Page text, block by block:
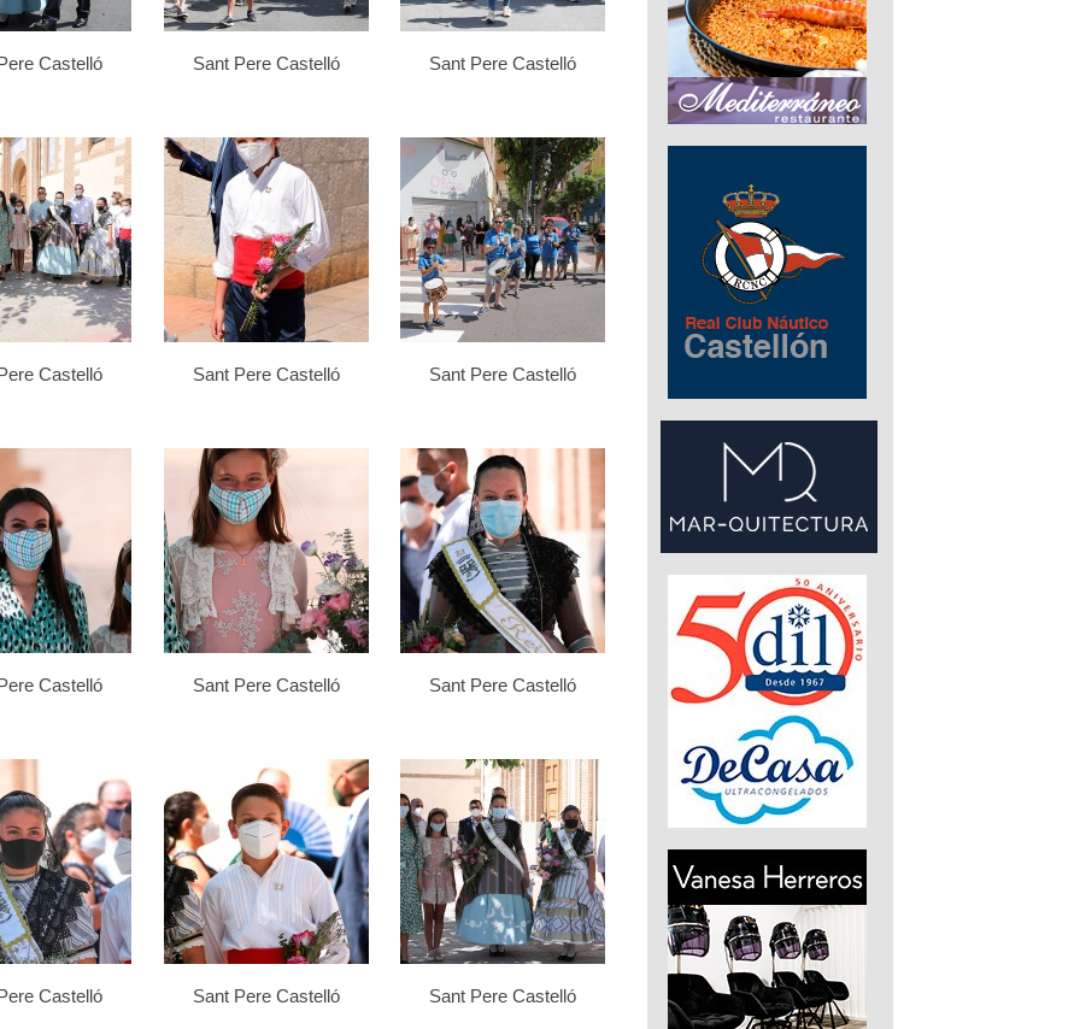
Castelló Sant Pere Castelló Sant Pere Castelló
Castelló Sant Pere Castelló Sant Pere Castelló
Castelló Sant Pere Castelló Sant Pere Castelló
Castelló Sant Pere Castelló Sant Pere Castelló